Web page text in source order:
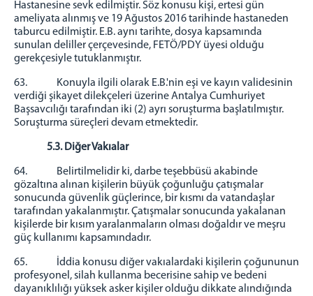
Hastanesine sevk edilmiştir. Söz konusu kişi, ertesi gün
ameliyata alınmış ve 19 Ağustos 2016 tarihinde hastaneden
taburcu edilmiştir. E.B. aynı tarihte, dosya kapsamında
sunulan deliller çerçevesinde, FETÖ/PDY üyesi olduğu
gerekçesiyle tutuklanmıştır.
63. Konuyla ilgili olarak E.B.'nin eşi ve kayın validesinin
verdiği şikayet dilekçeleri üzerine Antalya Cumhuriyet
Başsavcılığı tarafından iki (2) ayrı soruşturma başlatılmıştır.
Soruşturma süreçleri devam etmektedir.
5.3. Diğer Vakıalar
64. Belirtilmelidir ki, darbe teşebbüsü akabinde
gözaltına alınan kişilerin büyük çoğunluğu çatışmalar
sonucunda güvenlik güçlerince, bir kısmı da vatandaşlar
tarafından yakalanmıştır. Çatışmalar sonucunda yakalanan
kişilerde bir kısım yaralanmaların olması doğaldır ve meşru
güç kullanımı kapsamındadır.
65. İddia konusu diğer vakıalardaki kişilerin çoğununun
profesyonel, silah kullanma becerisine sahip ve bedeni
dayanıklılığı yüksek asker kişiler olduğu dikkate alındığında